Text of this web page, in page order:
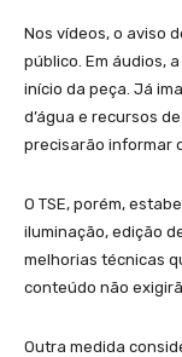
Nos vídeos, o aviso
público. Em áudios,
início da peça. Já
d’água e recursos
precisarão informar
O TSE, porém,
iluminação, edição
melhorias técnicas
conteúdo não
Outra medida